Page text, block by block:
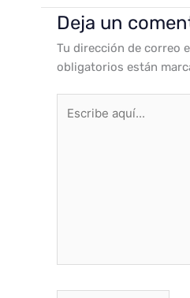
Deja un
Tu dirección de correo
obligatorios están
aquí...